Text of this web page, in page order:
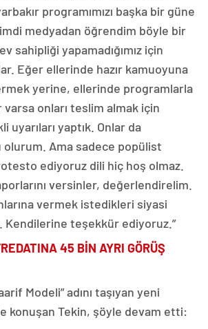
programımızı başka bir güne
medyadan öğrendim böyle bir
sahipliği yapamadığımız için
Eğer ellerinde hazır kamuoyuna
yerine, ellerinde programlarla
varsa onları teslim almak için
uyarıları yaptık. Onlar da
olurum. Ama sadece popülist
ediyoruz dili hiç hoş olmaz.
versinler, değerlendirelim.
vermek istedikleri siyasi
Kendilerine teşekkür ediyoruz.”
45 BİN AYRI GÖRÜŞ
Modeli” adını taşıyan yeni
konuşan Tekin, şöyle devam etti: